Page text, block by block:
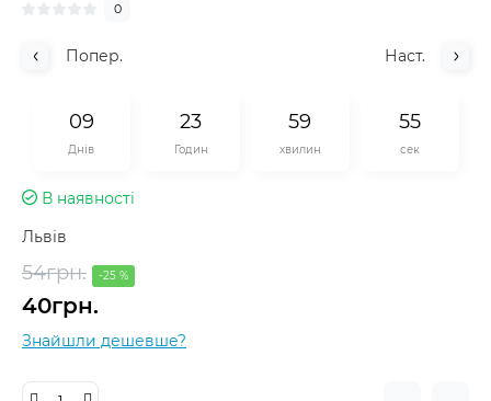
0
Попер. Наст.
09
Днів
23
Годин
59
хвилин
55
сек
В наявності
Львів
54грн. -25 %
40грн.
Знайшли дешевше?